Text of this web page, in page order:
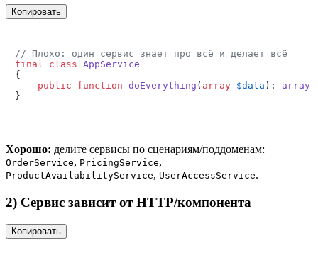
Копировать
// Плохо: один сервис знает про всё и делает всё
final
class AppService
{
public
function doEverything ( array $data ): array
Хорошо: делите сервисы по сценариям/поддоменам:
OrderService, PricingService,
ProductAvailabilityService, UserAccessService.
2) Сервис зависит от HTTP/компонента
Копировать